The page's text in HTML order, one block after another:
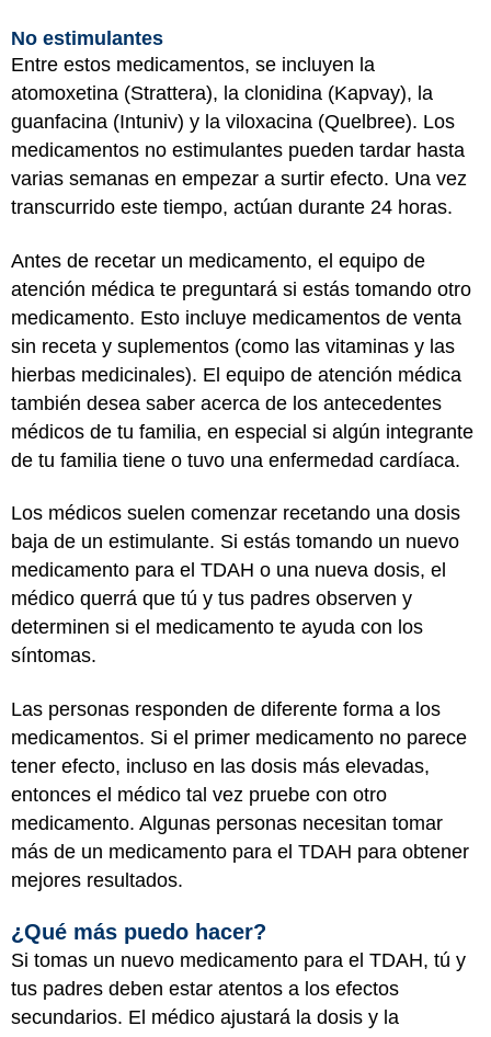
No estimulantes
Entre estos medicamentos, se incluyen la
atomoxetina (Strattera), la clonidina (Kapvay), la
guanfacina (Intuniv) y la viloxacina (Quelbree). Los
medicamentos no estimulantes pueden tardar hasta
varias semanas en empezar a surtir efecto. Una vez
transcurrido este tiempo, actúan durante 24 horas.
Antes de recetar un medicamento, el equipo de
atención médica te preguntará si estás tomando otro
medicamento. Esto incluye medicamentos de venta
sin receta y suplementos (como las vitaminas y las
hierbas medicinales). El equipo de atención médica
también desea saber acerca de los antecedentes
médicos de tu familia, en especial si algún integrante
de tu familia tiene o tuvo una enfermedad cardíaca.
Los médicos suelen comenzar recetando una dosis
baja de un estimulante. Si estás tomando un nuevo
medicamento para el TDAH o una nueva dosis, el
médico querrá que tú y tus padres observen y
determinen si el medicamento te ayuda con los
síntomas.
Las personas responden de diferente forma a los
medicamentos. Si el primer medicamento no parece
tener efecto, incluso en las dosis más elevadas,
entonces el médico tal vez pruebe con otro
medicamento. Algunas personas necesitan tomar
más de un medicamento para el TDAH para obtener
mejores resultados.
¿Qué más puedo hacer?
Si tomas un nuevo medicamento para el TDAH, tú y
tus padres deben estar atentos a los efectos
secundarios. El médico ajustará la dosis y la